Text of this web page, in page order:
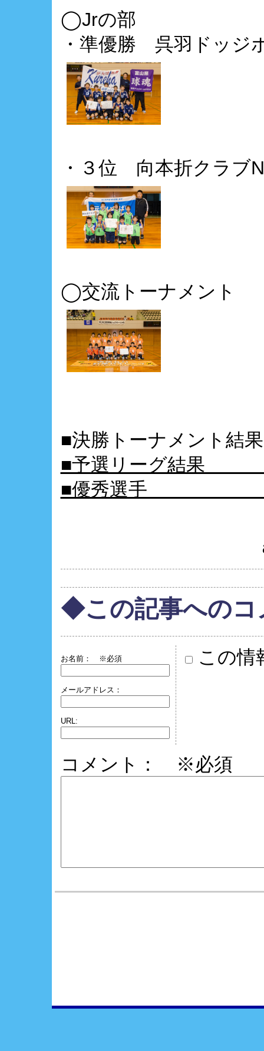
◯Jrの部
・準優勝 呉羽ドッジ
・３位 向本折クラブ
◯交流トーナメント
■決勝トーナメン
■予選リーグ
■優秀
◆この記事へのコ
お名前： ※必須
メールアドレス：
URL:
この情
コメント： ※必須